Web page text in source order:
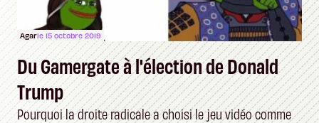
Agarle 15 octobre 2019
Du Gamergate à l'élection de Donald
Trump
Pourquoi la droite radicale a choisi le jeu vidéo comme